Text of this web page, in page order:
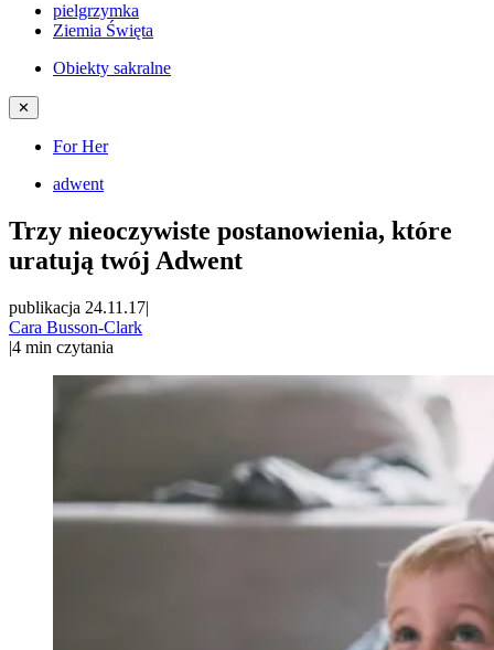
pielgrzymka
Ziemia Święta
Obiekty sakralne
✕
For Her
adwent
Trzy nieoczywiste postanowienia, które
uratują twój Adwent
publikacja 24.11.17|
Cara Busson-Clark
|4 min czytania